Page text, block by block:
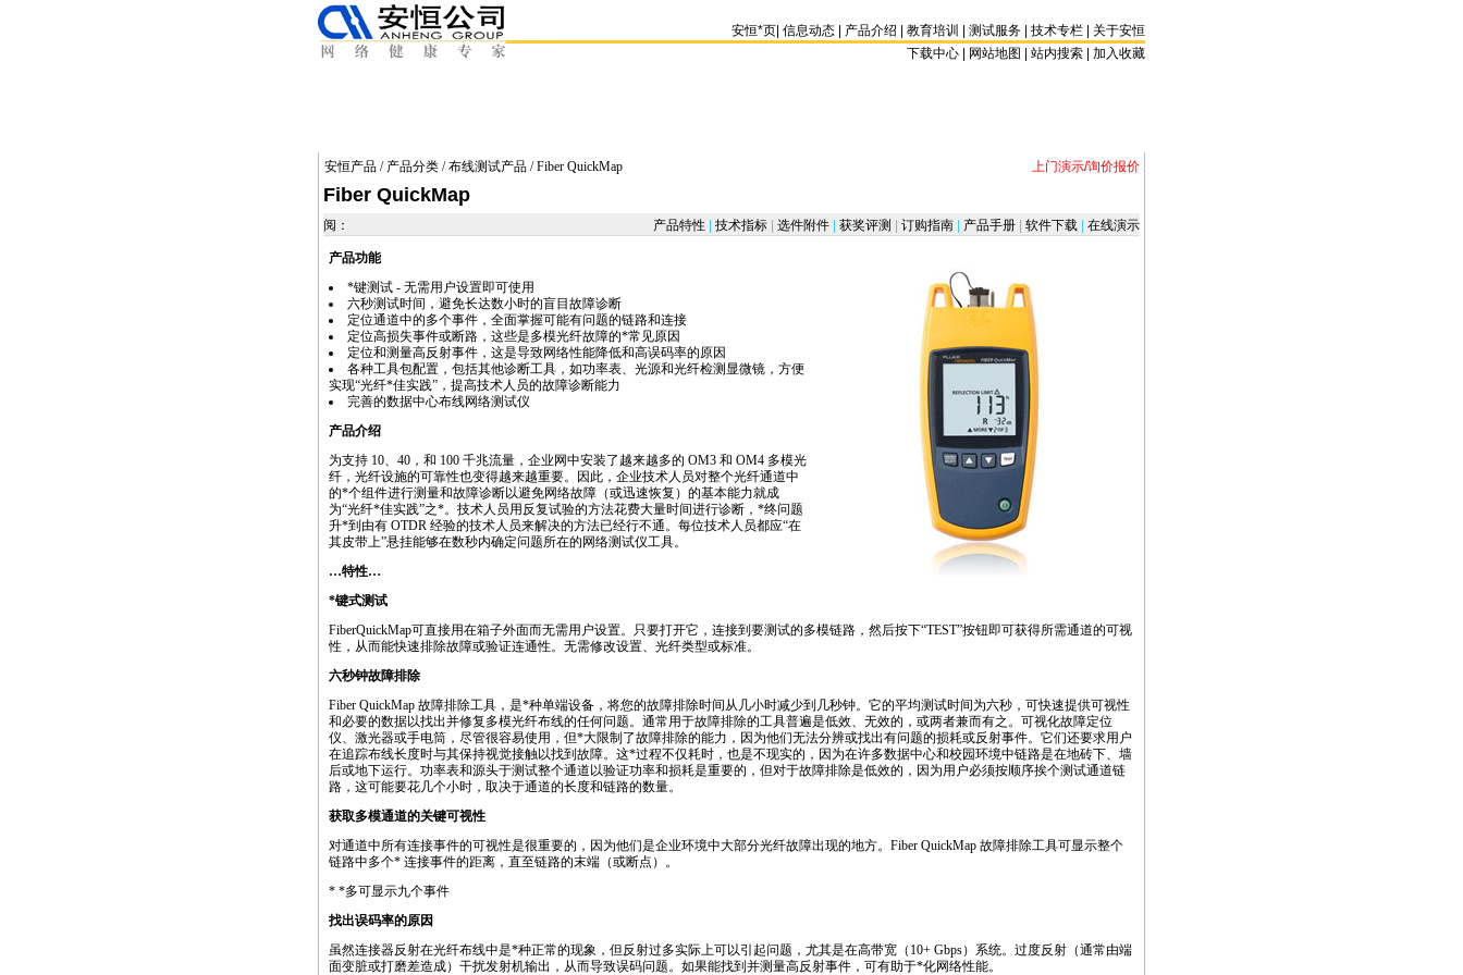
安恒*页 信息动态 产品介绍 教育培训 测试服务 技术专栏
关于安恒
下载中心 | 网站地图 | 站内搜索 加入收藏
安恒产品 / 产品分类 /布线测试产品 / Fiber QuickMap 上门演示/询价报价
Fiber QuickMap
阅： 产品特性 技术指标 选件附件 获奖评测 订购指南 产品手册 软件下载 在线演示
产品功能
*键测试 - 无需用户设置即可使用
六秒测试时间，避免长达数小时的盲目故障诊断
定位通道中的多个事件，全面掌握可能有问题的链路和连接
定位高损失事件或断路，这些是多模光纤故障的*常见原因
定位和测量高反射事件，这是导致网络性能降低和高误码率的原因
各种工具包配置，包括其他诊断工具，如功率表、光源和光纤检测显微镜，方便
实现“光纤*佳实践”，提高技术人员的故障诊断能力
完善的数据中心布线网络测试仪
产品介绍
为支持 10、40，和 100 千兆流量，企业网中安装了越来越多的 OM3 和 OM4 多模光
纤，光纤设施的可靠性也变得越来越重要。因此，企业技术人员对整个光纤通道中
的*个组件进行测量和故障诊断以避免网络故障（或迅速恢复）的基本能力就成
为“光纤*佳实践”之*。技术人员用反复试验的方法花费大量时间进行诊断， *终问题
升*到由有 OTDR 经验的技术人员来解决的方法已经行不通。每位技术人员都应“在
其皮带上”悬挂能够在数秒内确定问题所在的网络测试仪工具。
…特性…
*键式测试
FiberQuickMap可直接用在箱子外面而无需用户设置。只要打开它，连接到要测试的多模链路，然后按下“TEST”按钮即可获得所需通道的可视
性，从而能快速排除故障或验证连通性。无需修改设置、光纤类型或标准。
六秒钟故障排除
Fiber QuickMap 故障排除工具，是*种单端设备，将您的故障排除时间从几小时减少到几秒钟。它的平均测试时间为六秒，可快速提供可视性
和必要的数据以找出并修复多模光纤布线的任何问题。通常用于故障排除的工具普遍是低效、无效的，或两者兼而有之。可视化故障定位
仪、激光器或手电筒，尽管很容易使用，但*大限制了故障排除的能力，因为他们无法分辨或找出有问题的损耗或反射事件。它们还要求用户
在追踪布线长度时与其保持视觉接触以找到故障。这*过程不仅耗时，也是不现实的，因为在许多数据中心和校园环境中链路是在地砖下、墙
后或地下运行。功率表和源头于测试整个通道以验证功率和损耗是重要的，但对于故障排除是低效的，因为用户必须按顺序挨个测试通道链
路，这可能要花几个小时，取决于通道的长度和链路的数量。
获取多模通道的关键可视性
对通道中所有连接事件的可视性是很重要的，因为他们是企业环境中大部分光纤故障出现的地方。Fiber QuickMap 故障排除工具可显示整个
链路中多个* 连接事件的距离，直至链路的末端（或断点）。
* *多可显示九个事件
找出误码率的原因
虽然连接器反射在光纤布线中是*种正常的现象，但反射过多实际上可以引起问题，尤其是在高带宽（10+ Gbps）系统。过度反射（通常由端
面变脏或打磨差造成）干扰发射机输出，从而导致误码问题。如果能找到并测量高反射事件，可有助于*化网络性能。